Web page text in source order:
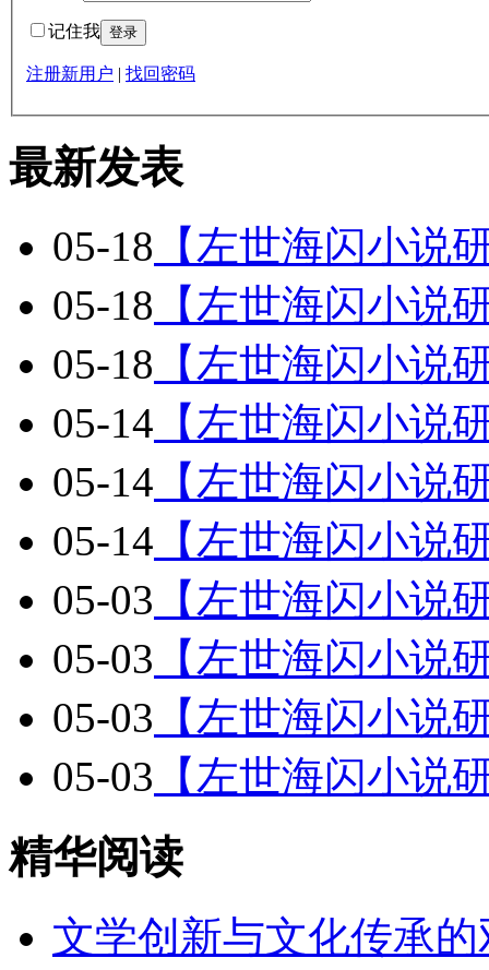
记住我
注册新用户 | 找回密码
最新发表
05-18 【左世海闪小说
05-18 【左世海闪小说
05-18 【左世海闪小说
05-14 【左世海闪小说
05-14 【左世海闪小说
05-14 【左世海闪小说
05-03 【左世海闪小说
05-03 【左世海闪小说
05-03 【左世海闪小说
05-03 【左世海闪小说
精华阅读
文学创新与文化传承